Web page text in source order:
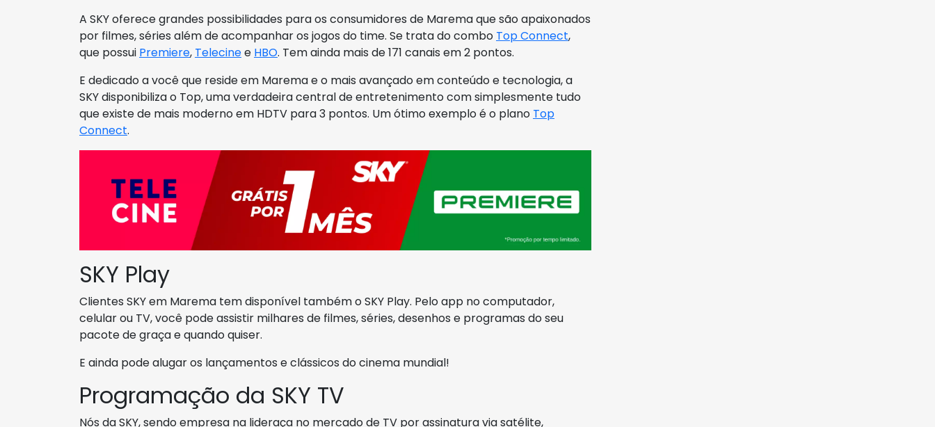
A SKY oferece grandes possibilidades para os consumidores de Marema que são apaixonados
por filmes, séries além de acompanhar os jogos do time. Se trata do combo Top Connect,
que possui Premiere, Telecinee HBO. Tem ainda mais de 171 canais em 2 pontos.
E dedicado a você que reside em Marema e o mais avançado em conteúdo e tecnologia, a
SKY disponibiliza o Top, uma verdadeira central de entretenimento com simplesmente tudo
que existe de mais moderno em HDTV para 3 pontos. Um ótimo exemplo é o plano Top
Connect.
SKY Play
Clientes SKY em Marema tem disponível também o SKY Play. Pelo app no computador,
celular ou TV, você pode assistir milhares de filmes, séries, desenhos e programas do seu
pacote de graça e quando quiser.
E ainda pode alugar os lançamentos e clássicos do cinema mundial!
Programação da SKY TV
Nós da SKY, sendo empresa na lideraça no mercado de TV por assinatura via satélite,